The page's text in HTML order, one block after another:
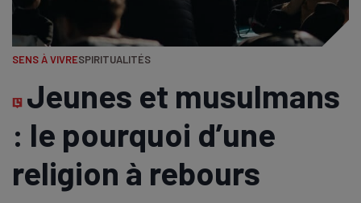
SENS À VIVRESPIRITUALITÉS
Jeunes et musulmans
: le pourquoi d’une
religion à rebours